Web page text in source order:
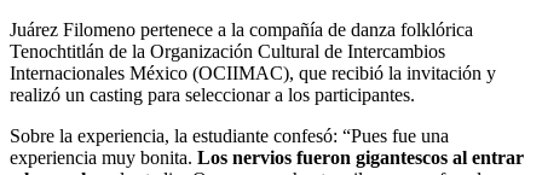
Juárez Filomeno pertenece a la compañía de danza folklórica
Tenochtitlán de la Organización Cultural de Intercambios
Internacionales México (OCIIMAC), que recibió la invitación y
realizó un casting para seleccionar a los participantes.
Sobre la experiencia, la estudiante confesó: “Pues fue una
experiencia muy bonita. Los nervios fueron gigantescos al entrar